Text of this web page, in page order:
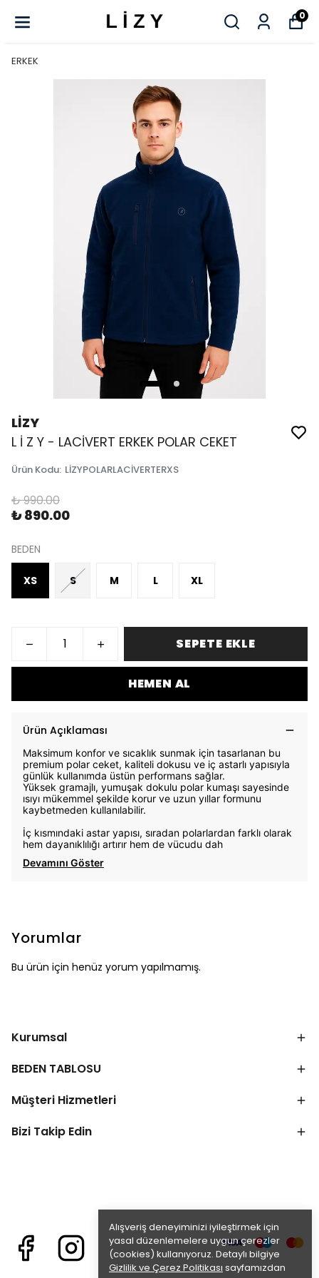
0
Alışveriş deneyiminizi iyileştirmek için
yasal düzenlemelere uygun çerezler
(cookies) kullanıyoruz. Detaylı bilgiye
Gizlilik ve Çerez Politikası sayfamızdan
ERKEK
LİZY
L İ Z Y - LACİVERT ERKEK POLAR CEKET
Ürün Kodu: LİZYPOLARLACİVERTERXS
₺ 990.00
₺ 890.00
BEDEN
XS S M L XL
SEPETE EKLE
HEMEN AL
Ürün Açıklaması
Maksimum konfor ve sıcaklık sunmak için tasarlanan bu
premium polar ceket, kaliteli dokusu ve iç astarlı yapısıyla
günlük kullanımda üstün performans sağlar.
Yüksek gramajlı, yumuşak dokulu polar kumaşı sayesinde
ısıyı mükemmel şekilde korur ve uzun yıllar formunu
kaybetmeden kullanılabilir.
İç kısmındaki astar yapısı, sıradan polarlardan farklı olarak
hem dayanıklılığı artırır hem de vücudu dah
Devamını Göster
Yorumlar
Bu ürün için henüz yorum yapılmamış.
Kurumsal
BEDEN TABLOSU
Müşteri Hizmetleri
Bizi Takip Edin